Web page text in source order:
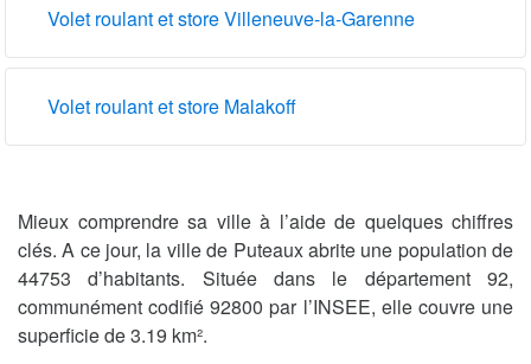
Volet roulant et store Villeneuve-la-Garenne
Volet roulant et store Malakoff
Mieux comprendre sa ville à l’aide de quelques chiffres
clés. A ce jour, la ville de Puteaux abrite une population de
44753 d’habitants. Située dans le département 92,
communément codifié 92800 par l’INSEE, elle couvre une
superficie de 3.19 km².